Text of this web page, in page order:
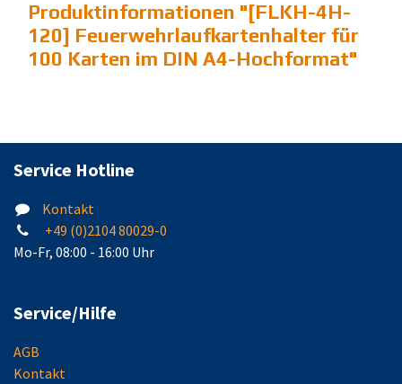
Produktinformationen "[FLKH-4H-
120] Feuerwehrlaufkartenhalter für
100 Karten im DIN A4-Hochformat"
Service Hotline
Kontakt
+49 (0)2104 80029-0
Mo-Fr, 08:00 - 16:00 Uhr
Service/Hilfe
AGB
Kontakt